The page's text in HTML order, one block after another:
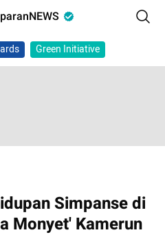
Green Initiative
Simpanse di
Monyet' Kamerun